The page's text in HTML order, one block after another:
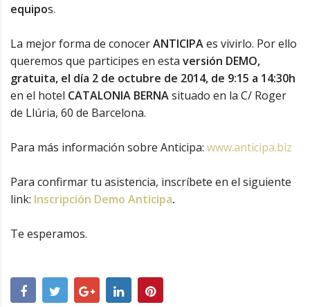
equipos.
La mejor forma de conocerANTICIPAes vivirlo. Por ello
queremos que participes en esta versión DEMO,
gratuita, el día 2 de octubre de 2014, de 9:15 a 14:30h
en el hotel CATALONIA BERNAsituado en la C/ Roger
de Llúria, 60 de Barcelona.
Para más información sobre Anticipa: www.anticipa.biz
Para confirmar tu asistencia, inscríbete en el siguiente
link: Inscripción Demo Anticipa.
Te esperamos.